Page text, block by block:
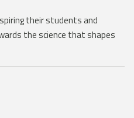
their students and
the science that shapes